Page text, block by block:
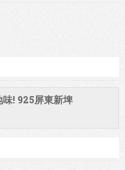
! 925屏東新埤